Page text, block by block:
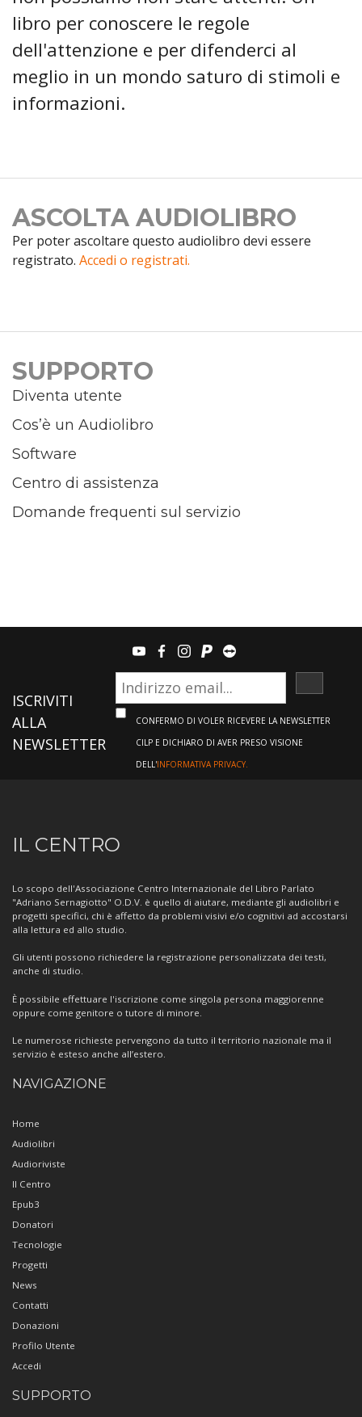
libro per conoscere le regole
dell'attenzione e per difenderci al
meglio in un mondo saturo di stimoli e
informazioni.
ASCOLTA AUDIOLIBRO
Per poter ascoltare questo audiolibro devi essere
registrato. Accedi o registrati.
SUPPORTO
Diventa utente
Cos’è un Audiolibro
Software
Centro di assistenza
Domande frequenti sul servizio
youtubefacebook
instagram
paypalteamviewer
ISCRIVITI
ALLA
NEWSLETTER
CONFERMO DI VOLER RICEVERE LA NEWSLETTER
CILP E DICHIARO DI AVER PRESO VISIONE
DELL'INFORMATIVA PRIVACY.
Informazioni
sul
Centro
IL CENTRO
Lo scopo dell'Associazione Centro Internazionale del Libro Parlato
"Adriano Sernagiotto" O.D.V. è quello di aiutare, mediante gli audiolibri e
progetti specifici, chi è affetto da problemi visivi e/o cognitivi ad accostarsi
alla lettura ed allo studio.
Gli utenti possono richiedere la registrazione personalizzata dei testi,
anche di studio.
È possibile effettuare l'iscrizione come singola persona maggiorenne
oppure come genitore o tutore di minore.
Le numerose richieste pervengono da tutto il territorio nazionale ma il
servizio è esteso anche all’estero.
NAVIGAZIONE
Home
Audiolibri
Audioriviste
Il Centro
Epub3
Donatori
Tecnologie
Progetti
News
Contatti
Donazioni
Profilo Utente
Accedi
SUPPORTO